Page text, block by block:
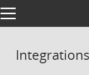
Toggle navigation